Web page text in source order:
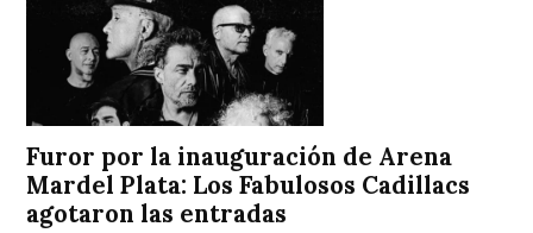
Furor por la inauguración de Arena
Mardel Plata: Los Fabulosos Cadillacs
agotaron las entradas